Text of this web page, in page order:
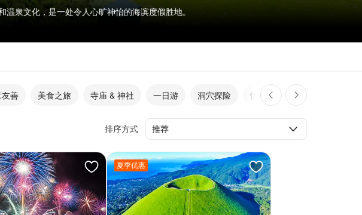
泉文化，是一处令人心旷神怡的海滨度假胜地。
友善 美食之旅 寺庙 & 神社 一日游 洞穴探险 情侣 城堡探索
排序方式
夏季优惠